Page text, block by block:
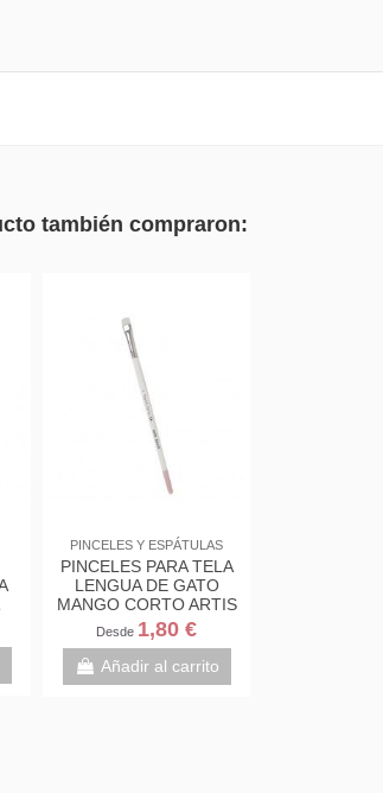
también compraron:
PINCELES Y ESPÁTULAS
PINCELES PARA TELA
LENGUA DE GATO
MANGO CORTO ARTIS
DECOR TEXTILE S4
Desde 1,80 €
Añadir al carrito